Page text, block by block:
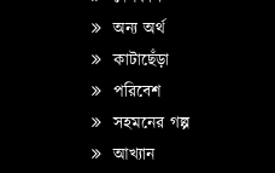
অন্য অর্থ
কাটাছেঁড়া
পরিবেশ
সহমনের গল্প
আখ্যান